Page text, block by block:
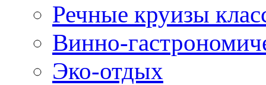
Речные круизы
Винно-
Эко-отдых